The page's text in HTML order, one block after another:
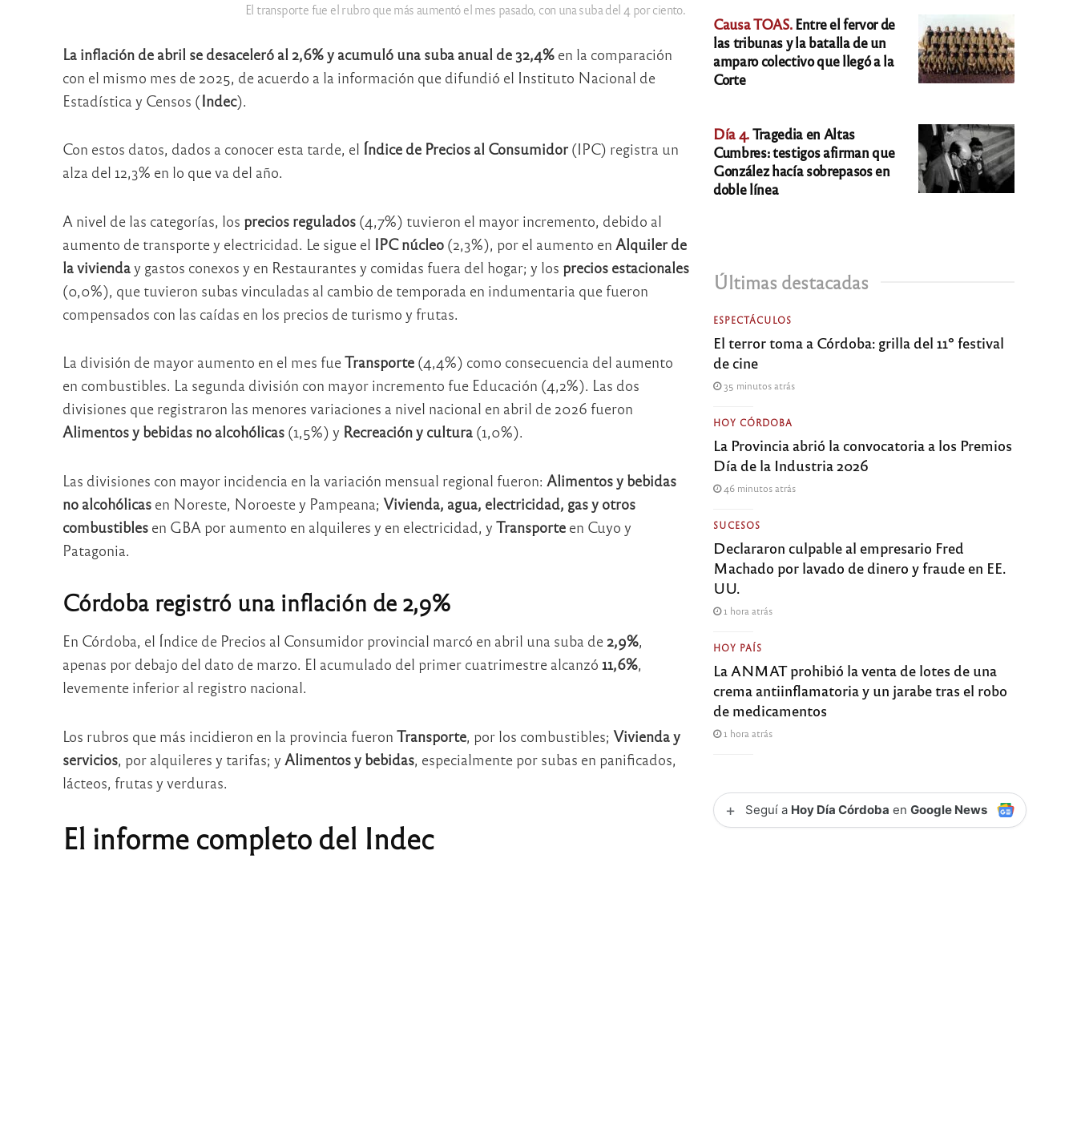
El transporte fue el rubro que más aumentó el mes pasado, con una suba del 4 por ciento.
La inflación de abril se desaceleró al 2,6% y acumuló una suba anual de 32,4%en la comparación
con el mismo mes de 2025, de acuerdo a la información que difundió el Instituto Nacional de
Estadística y Censos (Indec).
Con estos datos, dados a conocer esta tarde, el Índice de Precios al Consumidor(IPC) registra un
alza del 12,3% en lo que va del año.
A nivel de las categorías, los precios regulados(4,7%) tuvieron el mayor incremento, debido al
aumento de transporte y electricidad. Le sigue el IPC núcleo(2,3%), por el aumento en Alquiler de
la vivienda y gastos conexos y en Restaurantes y comidas fuera del hogar; y los precios estacionales
(0,0%), que tuvieron subas vinculadas al cambio de temporada en indumentaria que fueron
compensados con las caídas en los precios de turismo y frutas.
La división de mayor aumento en el mes fueTransporte(4,4%) como consecuencia del aumento
en combustibles. La segunda división con mayor incremento fue Educación (4,2%). Las dos
divisiones que registraron las menores variaciones a nivel nacional en abril de 2026 fueron
Alimentos y bebidas no alcohólicas(1,5%) y Recreación y cultura(1,0%).
Las divisiones con mayor incidencia en la variación mensual regional fueron: Alimentos y bebidas
no alcohólicasen Noreste, Noroeste y Pampeana; Vivienda, agua, electricidad, gas y otros
combustiblesen GBA por aumento en alquileres y en electricidad, y Transporteen Cuyo y
Patagonia.
Córdoba registró una inflación de 2,9%
En Córdoba, el Índice de Precios al Consumidor provincial marcó en abril una suba de 2,9%,
apenas por debajo del dato de marzo. El acumulado del primer cuatrimestre alcanzó 11,6%,
levemente inferior al registro nacional.
Los rubros que más incidieron en la provincia fueron Transporte, por los combustibles; Vivienda y
servicios, por alquileres y tarifas; y Alimentos y bebidas, especialmente por subas en panificados,
lácteos, frutas y verduras.
El informe completo del Indec
Causa TOAS.Entre el fervor de
las tribunas y la batalla de un
amparo colectivo que llegó a la
Corte
Día 4.Tragedia en Altas
Cumbres: testigos afirman que
González hacía sobrepasos en
doble línea
Últimas destacadas
ESPECTÁCULOS
El terror toma a Córdoba: grilla del 11º festival
de cine
35 minutos atrás
HOY CÓRDOBA
La Provincia abrió la convocatoria a los Premios
Día de la Industria 2026
46 minutos atrás
SUCESOS
Declararon culpable al empresario Fred
Machado por lavado de dinero y fraude en EE.
UU.
1 hora atrás
HOY PAÍS
La ANMAT prohibió la venta de lotes de una
crema antiinflamatoria y un jarabe tras el robo
de medicamentos
1 hora atrás
+ Seguí a Hoy Día Córdoba enGoogle News